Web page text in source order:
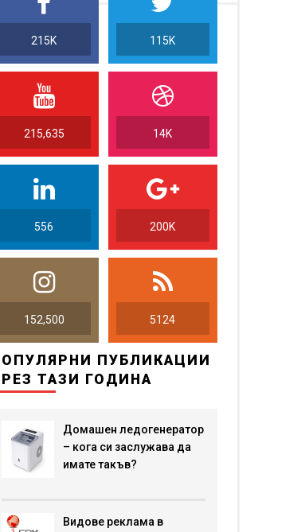
215K 115K
215,635 14K
556 200K
152,500 5124
ПУБЛИКАЦИИ
ТАЗИ ГОДИНА
Домашен ледогенератор
– кога си заслужава да
имате такъв?
Видове реклама в